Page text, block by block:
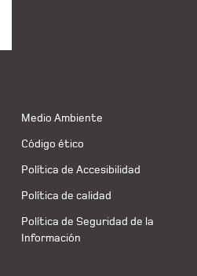
Medio Ambiente
Código ético
Política de Accesibilidad
Política de calidad
Política de Seguridad de la
Información